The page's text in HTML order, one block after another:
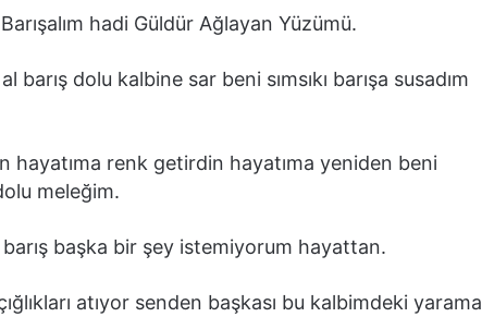
hadi Güldür Ağlayan Yüzümü.
dolu kalbine sar beni sımsıkı barışa susadım
hayatıma renk getirdin hayatıma yeniden beni
meleğim.
başka bir şey istemiyorum hayattan.
atıyor senden başkası bu kalbimdeki yarama